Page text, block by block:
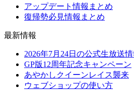
アップデート情報まとめ
復帰勢必見情報まとめ
最新情報
2026年7月24日の公式生放送
GP版12周年記念キャンペーン
あやかしクイーンレイス襲来
ウェブショップの使い方